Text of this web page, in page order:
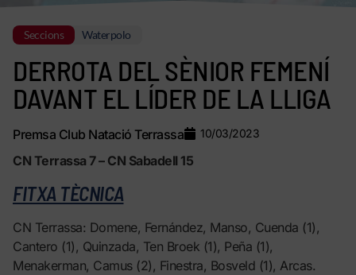
Seccions Waterpolo
DERROTA DEL SÈNIOR FEMENÍ
DAVANT EL LÍDER DE LA LLIGA
Premsa Club Natació Terrassa 10/03/2023
CN Terrassa 7 – CN Sabadell 15
FITXA TÈCNICA
CN Terrassa: Domene, Fernández, Manso, Cuenda (1),
Cantero (1), Quinzada, Ten Broek (1), Peña (1),
Menakerman, Camus (2), Finestra, Bosveld (1), Arcas.